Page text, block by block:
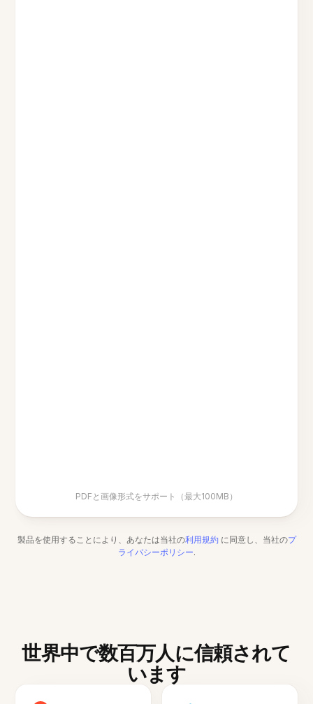
PDFと画像形式をサポート（最大100MB）
製品を使用することにより、あなたは当社の利用規約 に同意し、当社のプ
ライバシーポリシー.
世界中で数百万人に信頼されて
います